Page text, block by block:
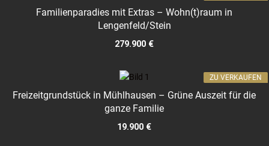
Familienparadies mit Extras – Wohn(t)raum in
Lengenfeld/Stein
279.900 €
Freizeitgrundstück in Mühlhausen – Grüne Auszeit für die
ganze Familie
19.900 €
ZU VERKAUFEN